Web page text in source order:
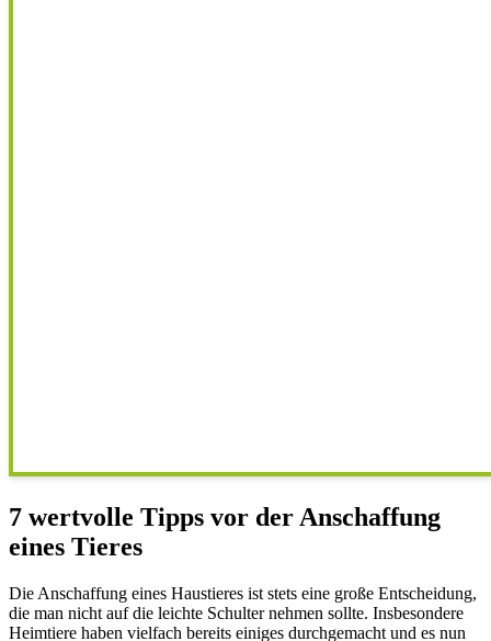
7 wertvolle Tipps vor der Anschaffung
eines Tieres
Die Anschaffung eines Haustieres ist stets eine große Entscheidung,
die man nicht auf die leichte Schulter nehmen sollte. Insbesondere
Heimtiere haben vielfach bereits einiges durchgemacht und es nun